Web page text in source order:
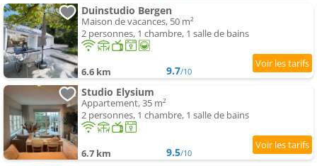
Duinstudio Bergen
Maison de vacances, 50 m²
2 personnes, 1 chambre, 1 salle de bains
6.6 km 9.7/10
Studio Elysium
Appartement, 35 m²
2 personnes, 1 chambre, 1 salle de bains
6.7 km 9.5/10